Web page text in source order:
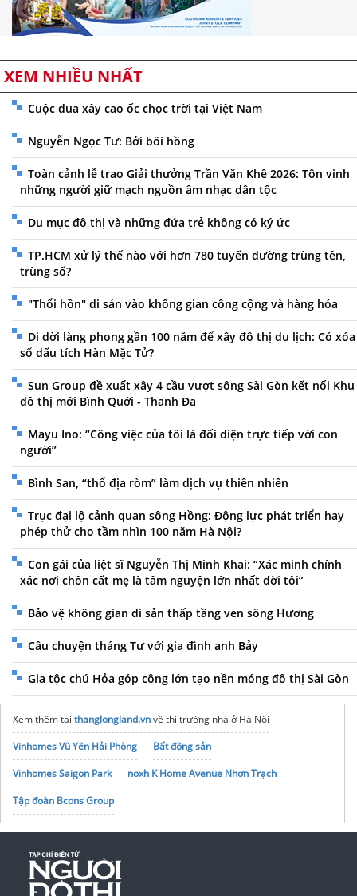
XEM NHIỀU NHẤT
Cuộc đua xây cao ốc chọc trời tại Việt Nam
Nguyễn Ngọc Tư: Bởi bôi hồng
Toàn cảnh lễ trao Giải thưởng Trần Văn Khê 2026: Tôn vinh
những người giữ mạch nguồn âm nhạc dân tộc
Du mục đô thị và những đứa trẻ không có ký ức
TP.HCM xử lý thế nào với hơn 780 tuyến đường trùng tên,
trùng số?
"Thổi hồn" di sản vào không gian công cộng và hàng hóa
Di dời làng phong gần 100 năm để xây đô thị du lịch: Có xóa
sổ dấu tích Hàn Mặc Tử?
Sun Group đề xuất xây 4 cầu vượt sông Sài Gòn kết nối Khu
đô thị mới Bình Quới - Thanh Đa
Mayu Ino: “Công việc của tôi là đối diện trực tiếp với con
người”
Bình San, “thổ địa ròm” làm dịch vụ thiên nhiên
Trục đại lộ cảnh quan sông Hồng: Động lực phát triển hay
phép thử cho tầm nhìn 100 năm Hà Nội?
Con gái của liệt sĩ Nguyễn Thị Minh Khai: “Xác minh chính
xác nơi chôn cất mẹ là tâm nguyện lớn nhất đời tôi”
Bảo vệ không gian di sản thấp tầng ven sông Hương
Câu chuyện tháng Tư với gia đình anh Bảy
Gia tộc chú Hỏa góp công lớn tạo nền móng đô thị Sài Gòn
Xem thêm tại thanglongland.vnvề thị trường nhà ở Hà Nội
Vinhomes Vũ Yên Hải Phòng
Bất động sản
Vinhomes Saigon Park
noxh K Home Avenue Nhơn Trạch
Tập đoàn Bcons Group